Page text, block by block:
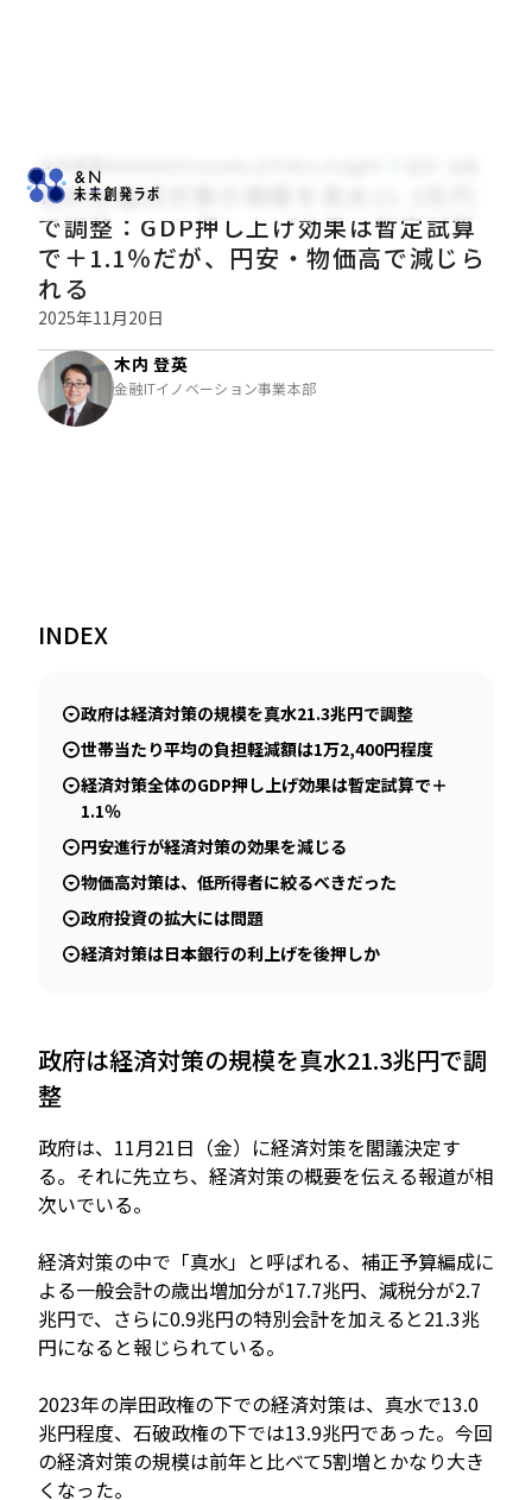
木内登英のGlobal Economy & Policy Insight
政府は経済対策の規模を真水21.3兆円
で調整：GDP押し上げ効果は暫定試算
で＋1.1％だが、円安・物価高で減じら
れる
2025年11月20日
木内 登英
金融ITイノベーション事業本部
INDEX
政府は経済対策の規模を真水21.3兆円で調整
世帯当たり平均の負担軽減額は1万2,400円程度
経済対策全体のGDP押し上げ効果は暫定試算で＋
1.1％
円安進行が経済対策の効果を減じる
物価高対策は、低所得者に絞るべきだった
政府投資の拡大には問題
経済対策は日本銀行の利上げを後押しか
政府は経済対策の規模を真水21.3兆円で調
整
政府は、11月21日（金）に経済対策を閣議決定す
る。それに先立ち、経済対策の概要を伝える報道が相
次いでいる。
経済対策の中で「真水」と呼ばれる、補正予算編成に
よる一般会計の歳出増加分が17.7兆円、減税分が2.7
兆円で、さらに0.9兆円の特別会計を加えると21.3兆
円になると報じられている。
2023年の岸田政権の下での経済対策は、真水で13.0
兆円程度、石破政権の下では13.9兆円であった。今回
の経済対策の規模は前年と比べて5割増とかなり大き
くなった。